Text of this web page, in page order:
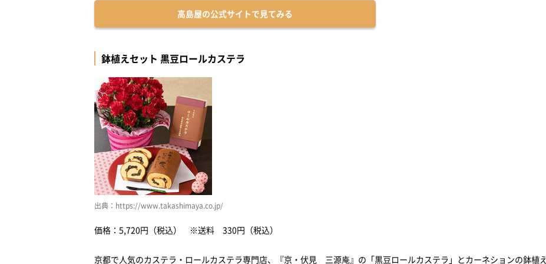
高島屋の公式サイトで見てみる
鉢植えセット 黒豆ロールカステラ
出典：https://www.takashimaya.co.jp/
価格：5,720円（税込） ※送料 330円（税込）
京都で人気のカステラ・ロールカステラ専門店、『京・伏見 三源庵』の「黒豆ロールカステラ」とカーネションの鉢植え